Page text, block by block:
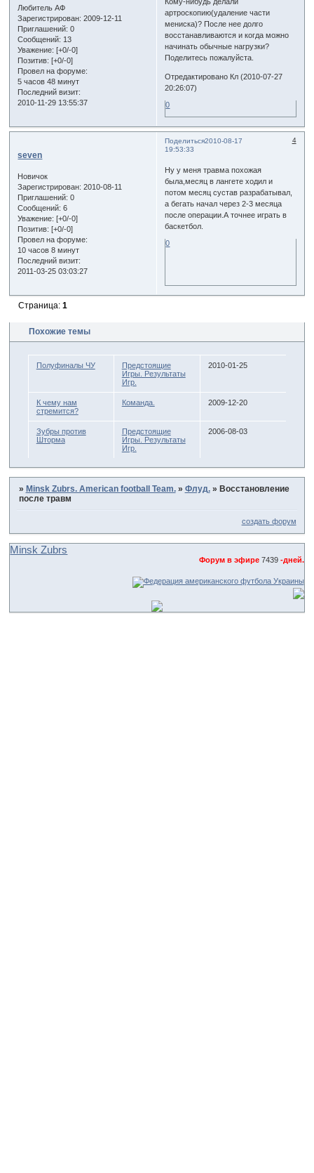
Любитель АФ
Зарегистрирован: 2009-12-11
Приглашений: 0
Сообщений: 13
Уважение: [+0/-0]
Позитив: [+0/-0]
Провел на форуме:
5 часов 48 минут
Последний визит:
2010-11-29 13:55:37
артроскопию(удаление части
мениска)? После нее долго
восстанавливаются и когда можно
начинать обычные нагрузки?
Поделитесь пожалуйста.
Отредактировано Кл (2010-07-27
20:26:07)
0
Поделиться 4
2010-08-17
19:53:33
seven
Новичок
Зарегистрирован: 2010-08-11
Приглашений: 0
Сообщений: 6
Уважение: [+0/-0]
Позитив: [+0/-0]
Провел на форуме:
10 часов 8 минут
Последний визит:
2011-03-25 03:03:27
Ну у меня травма похожая
была,месяц в лангете ходил и
потом месяц сустав разрабатывал,
а бегать начал через 2-3 месяца
после операции.А точнее играть в
баскетбол.
0
Страница: 1
Похожие темы
Полуфиналы ЧУ
Предстоящие
Игры. Результаты
Игр.
2010-01-25
К чему нам
стремится?
Команда. 2009-12-20
Зубры против
Шторма
Предстоящие
Игры. Результаты
Игр.
2006-08-03
» Minsk Zubrs. American football Team. » Флуд. » Восстановление
после травм
создать форум
Minsk Zubrs
Форум в эфире 7439-дней.